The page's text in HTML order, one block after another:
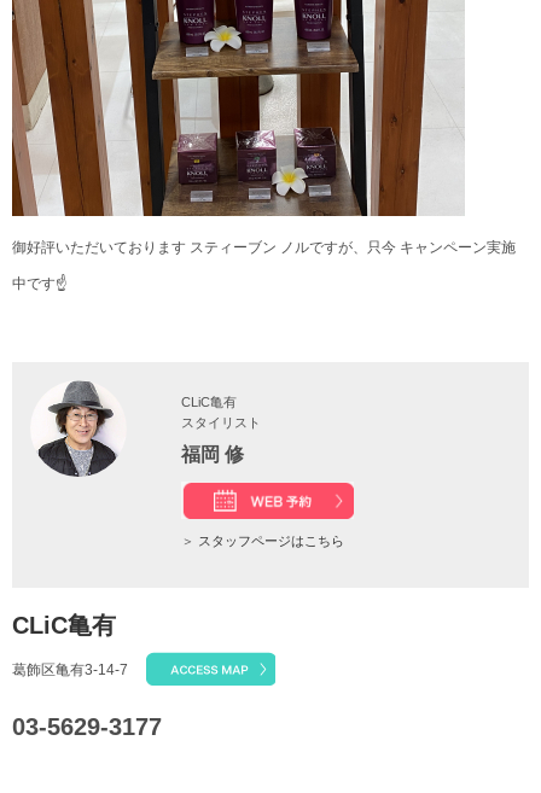
御好評いただいております スティーブン ノルですが、只今 キャンペーン実施
中です☝️
CLiC亀有
スタイリスト
福岡 修
＞ スタッフページはこちら
CLiC亀有
葛飾区亀有3-14-7
03-5629-3177